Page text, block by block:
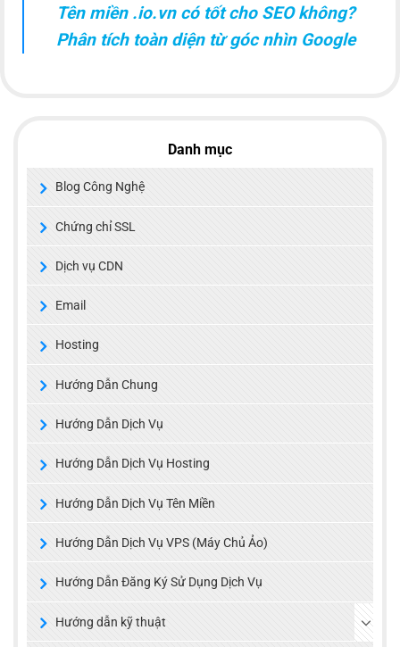
Tên miền .io.vn có tốt cho SEO không?
Phân tích toàn diện từ góc nhìn Google
Danh mục
Blog Công Nghệ
Chứng chỉ SSL
Dịch vụ CDN
Email
Hosting
Hướng Dẫn Chung
Hướng Dẫn Dịch Vụ
Hướng Dẫn Dịch Vụ Hosting
Hướng Dẫn Dịch Vụ Tên Miền
Hướng Dẫn Dịch Vụ VPS (Máy Chủ Ảo)
Hướng Dẫn Đăng Ký Sử Dụng Dịch Vụ
Hướng dẫn kỹ thuật